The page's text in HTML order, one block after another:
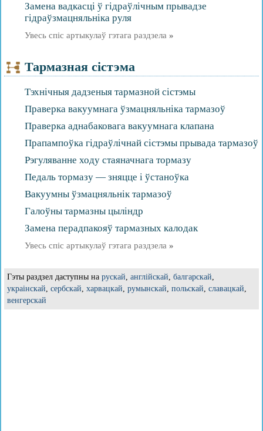
Замена вадкасці ў гідраўлічным прывадзе
гідраўзмацняльніка руля
Увесь спіс артыкулаў гэтага раздзела »
Тармазная сістэма
Тэхнічныя дадзеныя тармазной сістэмы
Праверка вакуумнага ўзмацняльніка тармазоў
Праверка аднабаковага вакуумнага клапана
Прапампоўка гідраўлічнай сістэмы прывада тармазоў
Рэгуляванне ходу стаяначнага тормазу
Педаль тормазу — зняцце і ўстаноўка
Вакуумны ўзмацняльнік тармазоў
Галоўны тармазны цыліндр
Замена перадпакояў тармазных калодак
Увесь спіс артыкулаў гэтага раздзела »
Гэты раздзел даступны на рускай, англійскай, балгарскай,
украінскай, сербскай, харвацкай, румынскай, польскай, славацкай,
венгерскай